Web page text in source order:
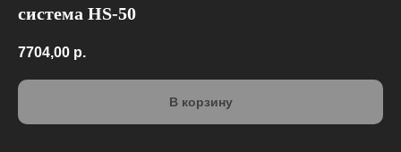
система HS-50
7704,00 р.
В корзину